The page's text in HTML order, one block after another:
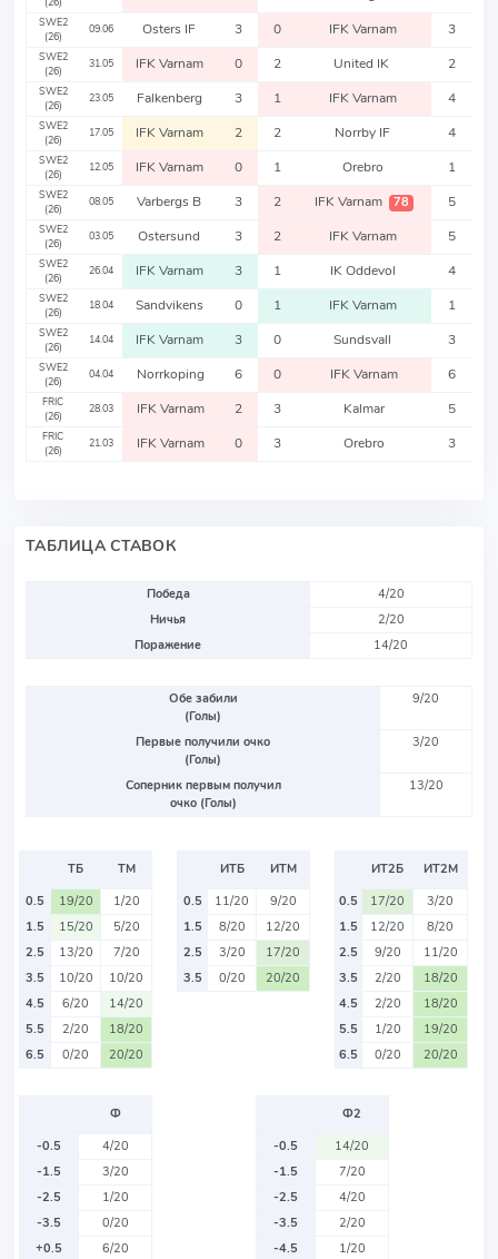
SWE2
(26)
09.06 Osters IF 3 0 IFK Varnam 3
SWE2
(26)
31.05 IFK Varnam 0 2 United IK 2
SWE2
(26)
23.05 Falkenberg 3 1 IFK Varnam 4
SWE2
(26)
17.05 IFK Varnam 2 2 Norrby IF 4
SWE2
(26)
12.05 IFK Varnam 0 1 Orebro 1
SWE2
(26)
08.05 Varbergs B 3 2 IFK Varnam 78 5
SWE2
(26)
03.05 Ostersund 3 2 IFK Varnam 5
SWE2
(26)
26.04 IFK Varnam 3 1 IK Oddevol 4
SWE2
(26)
18.04 Sandvikens 0 1 IFK Varnam 1
SWE2
(26)
14.04 IFK Varnam 3 0 Sundsvall 3
SWE2
(26)
04.04 Norrkoping 6 0 IFK Varnam 6
FRIC
(26)
28.03 IFK Varnam 2 3 Kalmar 5
FRIC
(26)
21.03 IFK Varnam 0 3 Orebro 3
ТАБЛИЦА СТАВОК
Победа
4/20
Ничья
2/20
Поражение
14/20
Обе забили
(Голы)
9/20
Первые получили очко
(Голы)
3/20
Соперник первым получил
очко (Голы)
13/20
ТБ
ТМ
0.5
19/20
1/20
1.5
15/20
5/20
2.5
13/20
7/20
3.5
10/20
10/20
4.5
6/20
14/20
5.5
2/20
18/20
6.5
0/20 20/20
ИТБ
ИТМ
0.5
11/20
9/20
1.5
8/20
12/20
2.5
3/20
17/20
3.5
0/20 20/20
ИТ2Б
ИТ2М
0.5
17/20
3/20
1.5
12/20
8/20
2.5
9/20
11/20
3.5
2/20
18/20
4.5
2/20
18/20
5.5
1/20
19/20
6.5
0/20 20/20
Ф
-0.5
4/20
-1.5
3/20
-2.5
1/20
-3.5
0/20
+0.5
6/20
Ф2
-0.5
14/20
-1.5
7/20
-2.5
4/20
-3.5
2/20
-4.5
1/20